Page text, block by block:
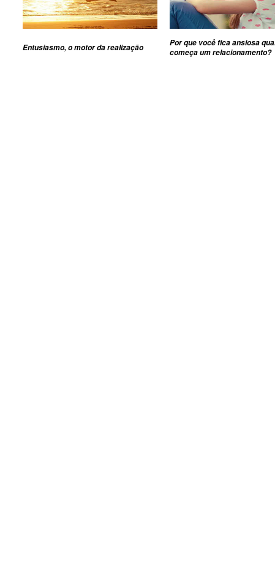
Entusiasmo, o motor da realização
Por que você fica ansiosa
começa um relacionamento?